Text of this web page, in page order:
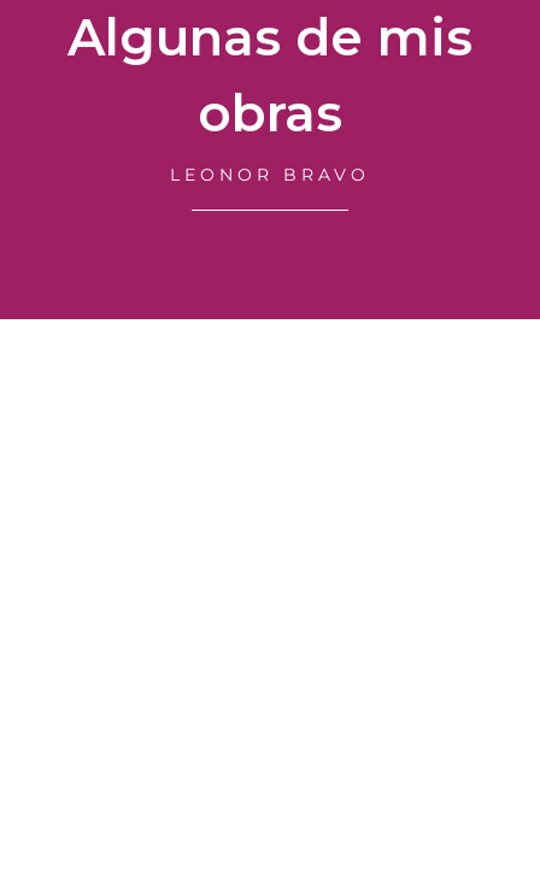
Algunas de mis
obras
LEONOR BRAVO